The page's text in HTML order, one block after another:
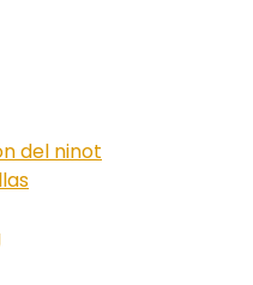
del ninot